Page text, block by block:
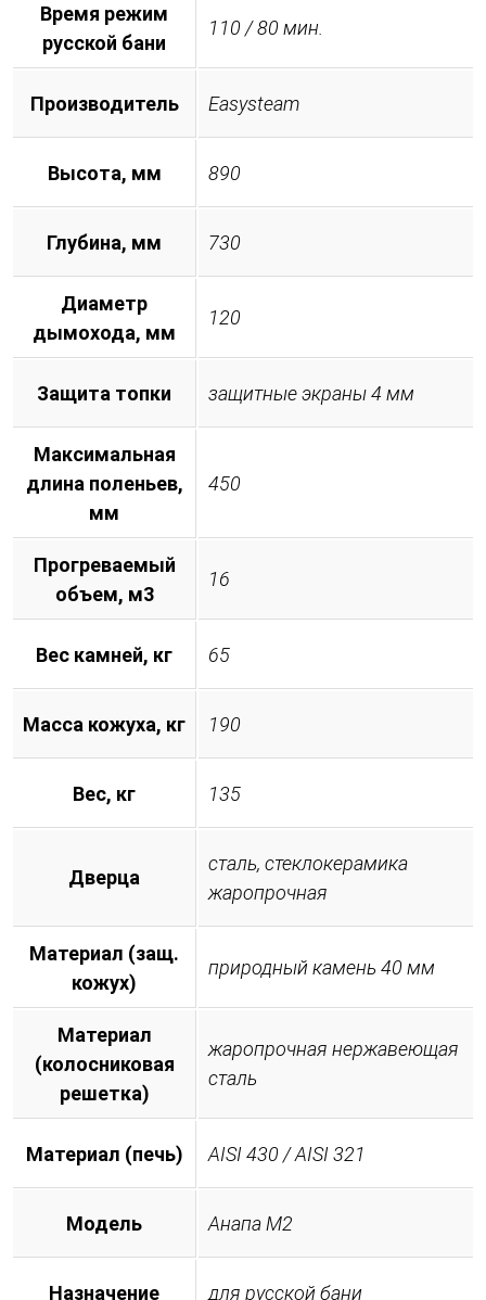
Время режим
русской бани
110 / 80 мин.
Производитель Easysteam
Высота, мм 890
Глубина, мм 730
Диаметр
дымохода, мм
120
Защита топки защитные экраны 4 мм
Максимальная
длина поленьев,
мм
450
Прогреваемый
объем, м3
16
Вес камней, кг 65
Масса кожуха, кг 190
Вес, кг 135
Дверца
сталь, стеклокерамика
жаропрочная
Материал (защ.
кожух)
природный камень 40 мм
Материал
(колосниковая
решетка)
жаропрочная нержавеющая
сталь
Материал (печь) AISI 430 / AISI 321
Модель Анапа М2
Назначение для русской бани